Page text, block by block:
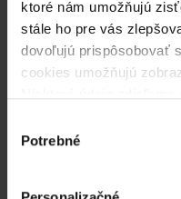
ktoré nám umožňujú
stále ho pre vás
dovoľujú prispôsobovať
cookies umožňujú
používať všetky tieto
súhlasu
Potrebné
Ako